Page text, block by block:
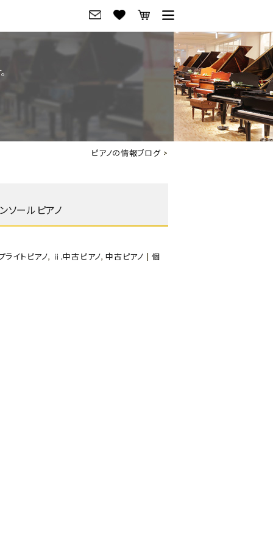
レビュー
ノ価格一覧
ご来店・試弾予約
ご来店・ご試弾予約
会社概要
ピアノの情報ブログ>
ソールピアノ
ライトピアノ, ⅱ.中古ピアノ,中古ピアノ
個